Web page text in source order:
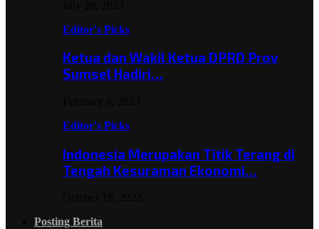
Editor's Picks
Ketua dan Wakil Ketua DPRD Prov
Sumsel Hadiri…
Editor's Picks
Indonesia Merupakan Titik Terang di
Tengah Kesuraman Ekonomi…
Posting Berita